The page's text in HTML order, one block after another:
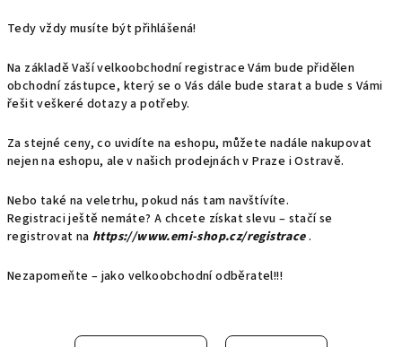
Tedy vždy musíte být přihlášená!
Na základě Vaší velkoobchodní registrace Vám bude přidělen
obchodní zástupce, který se o Vás dále bude starat a bude s Vámi
řešit veškeré dotazy a potřeby.
Za stejné ceny, co uvidíte na eshopu, můžete nadále nakupovat
nejen na eshopu, ale v našich prodejnách v Praze i Ostravě.
Nebo také na veletrhu, pokud nás tam navštívíte.
Registraci ještě nemáte? A chcete získat slevu – stačí se
registrovat na https://www.emi-shop.cz/registrace.
Nezapomeňte – jako velkoobchodní odběratel!!!